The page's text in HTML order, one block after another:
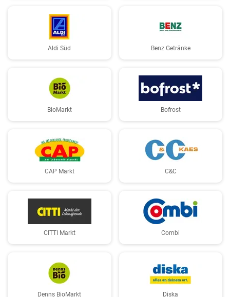
Aldi Süd Benz Getränke
BioMarkt Bofrost
CAP Markt C&C
CITTI Markt Combi
Denns BioMarkt Diska